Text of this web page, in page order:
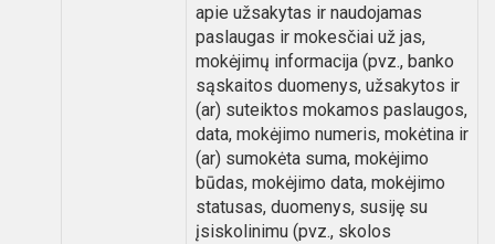
apie užsakytas ir naudojamas
paslaugas ir mokesčiai už jas,
mokėjimų informacija (pvz., banko
sąskaitos duomenys, užsakytos ir
(ar) suteiktos mokamos paslaugos,
data, mokėjimo numeris, mokėtina ir
(ar) sumokėta suma, mokėjimo
būdas, mokėjimo data, mokėjimo
statusas, duomenys, susiję su
įsiskolinimu (pvz., skolos